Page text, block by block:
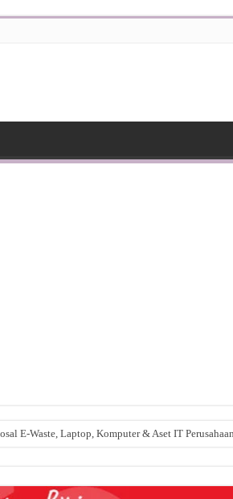
E-Waste, Laptop, Komputer & Aset IT